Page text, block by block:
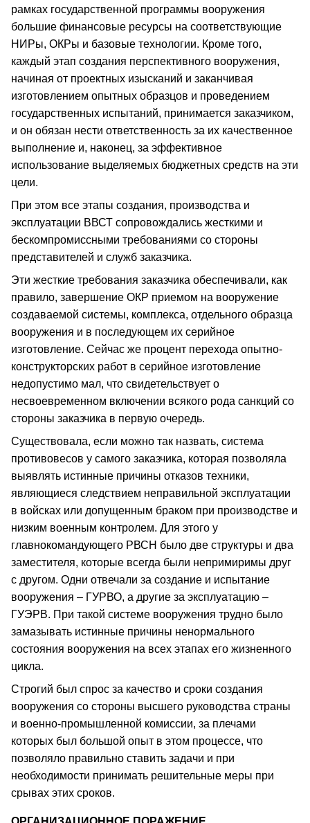
рамках государственной программы вооружения
большие финансовые ресурсы на соответствующие
НИРы, ОКРы и базовые технологии. Кроме того,
каждый этап создания перспективного вооружения,
начиная от проектных изысканий и заканчивая
изготовлением опытных образцов и проведением
государственных испытаний, принимается заказчиком,
и он обязан нести ответственность за их качественное
выполнение и, наконец, за эффективное
использование выделяемых бюджетных средств на эти
цели.
При этом все этапы создания, производства и
эксплуатации ВВСТ сопровождались жесткими и
бескомпромиссными требованиями со стороны
представителей и служб заказчика.
Эти жесткие требования заказчика обеспечивали, как
правило, завершение ОКР приемом на вооружение
создаваемой системы, комплекса, отдельного образца
вооружения и в последующем их серийное
изготовление. Сейчас же процент перехода опытно-
конструкторских работ в серийное изготовление
недопустимо мал, что свидетельствует о
несвоевременном включении всякого рода санкций со
стороны заказчика в первую очередь.
Существовала, если можно так назвать, система
противовесов у самого заказчика, которая позволяла
выявлять истинные причины отказов техники,
являющиеся следствием неправильной эксплуатации
в войсках или допущенным браком при производстве и
низким военным контролем. Для этого у
главнокомандующего РВСН было две структуры и два
заместителя, которые всегда были непримиримы друг
с другом. Одни отвечали за создание и испытание
вооружения – ГУРВО, а другие за эксплуатацию –
ГУЭРВ. При такой системе вооружения трудно было
замазывать истинные причины ненормального
состояния вооружения на всех этапах его жизненного
цикла.
Строгий был спрос за качество и сроки создания
вооружения со стороны высшего руководства страны
и военно-промышленной комиссии, за плечами
которых был большой опыт в этом процессе, что
позволяло правильно ставить задачи и при
необходимости принимать решительные меры при
срывах этих сроков.